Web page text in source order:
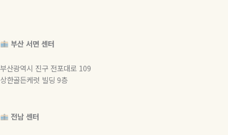
부산 서면 센터
부산광역시 진구 전포대로 109
상한골든케럿 빌딩 9층
전남 센터